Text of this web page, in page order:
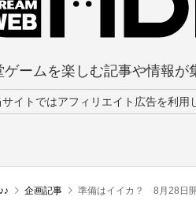
ゲームを楽しむ記事や情報が
サイトではアフィリエイト広告を利用
企画記事 準備はイイカ？ 8月28日